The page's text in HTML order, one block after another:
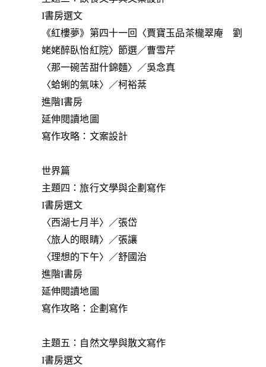
I書房選文
《紅樓夢》第四十一回〈賈寶玉品茶櫳翠庵 劉
姥姥醉臥怡紅院〉節選／曹雪芹
〈那一碗苦甜什錦麵〉／吳念真
〈蛤蜊的氣味〉／柯裕棻
進階I書房
延伸閱讀地圖
寫作攻略：文案設計
世界篇
主題四：旅行文學與企劃寫作
I書房選文
〈西湖七月半〉／張岱
〈旅人的眼睛〉／張讓
〈理想的下午〉／舒國治
進階I書房
延伸閱讀地圖
寫作攻略：企劃寫作
主題五：自然文學與散文寫作
I書房選文